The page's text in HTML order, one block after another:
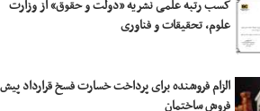
کسب رتبه علمی نشریه «دولت و حقوق» از وزارت
علوم، تحقیقات و فناوری
الزام فروشنده برای پرداخت خسارت فسخ قرارداد پیش
فروش ساختمان